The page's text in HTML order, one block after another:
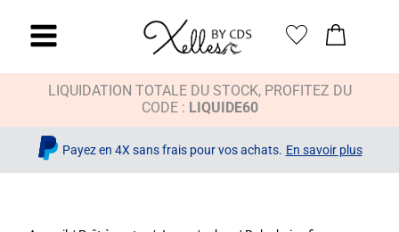
LIQUIDATION TOTALE DU STOCK, PROFITEZ DU
CODE : LIQUIDE60
Payez en 4X sans frais pour vos achats. En savoir plus